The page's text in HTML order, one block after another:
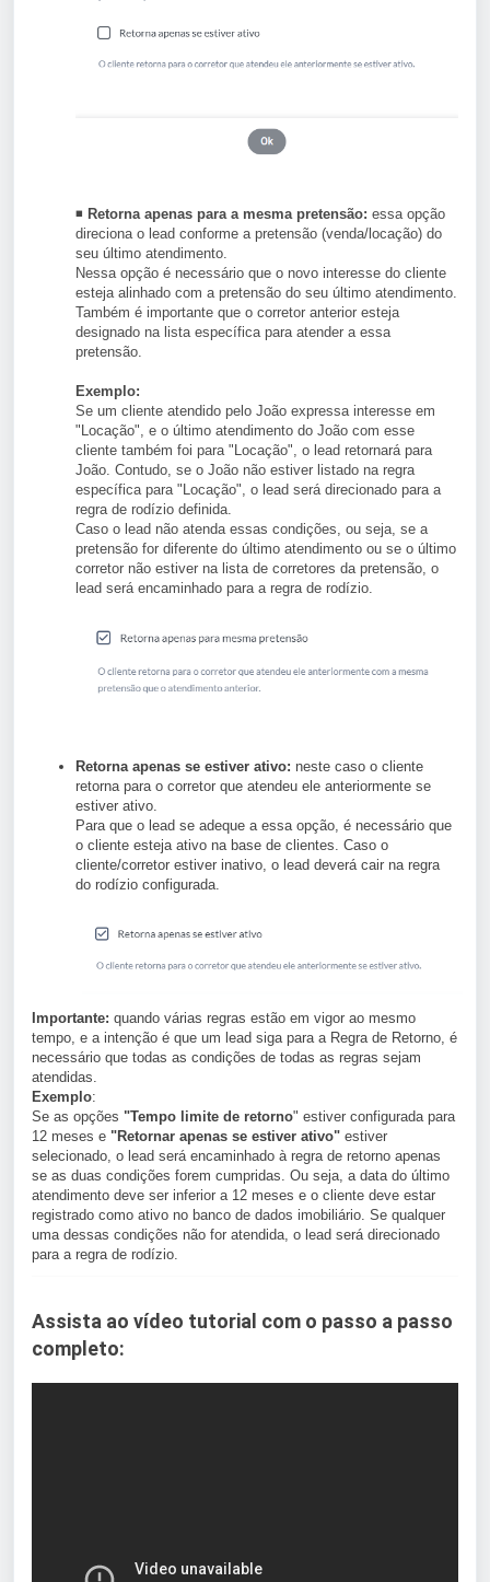
◾ Retorna apenas para a mesma pretensão: essa opção
direciona o lead conforme a pretensão (venda/locação) do
seu último atendimento.
Nessa opção é necessário que o novo interesse do cliente
esteja alinhado com a pretensão do seu último atendimento.
Também é importante que o corretor anterior esteja
designado na lista específica para atender a essa
pretensão.
Exemplo:
Se um cliente atendido pelo João expressa interesse em
"Locação", e o último atendimento do João com esse
cliente também foi para "Locação", o lead retornará para
João. Contudo, se o João não estiver listado na regra
específica para "Locação", o lead será direcionado para a
regra de rodízio definida.
Caso o lead não atenda essas condições, ou seja, se a
pretensão for diferente do último atendimento ou se o último
corretor não estiver na lista de corretores da pretensão, o
lead será encaminhado para a regra de rodízio.
Retorna apenas se estiver ativo: neste caso o cliente
retorna para o corretor que atendeu ele anteriormente se
estiver ativo.
Para que o lead se adeque a essa opção, é necessário que
o cliente esteja ativo na base de clientes. Caso o
cliente/corretor estiver inativo, o lead deverá cair na regra
do rodízio configurada.
Importante: quando várias regras estão em vigor ao mesmo
tempo, e a intenção é que um lead siga para a Regra de Retorno, é
necessário que todas as condições de todas as regras sejam
atendidas.
Exemplo:
Se as opções "Tempo limite de retorno" estiver configurada para
12 meses e "Retornar apenas se estiver ativo" estiver
selecionado, o lead será encaminhado à regra de retorno apenas
se as duas condições forem cumpridas. Ou seja, a data do último
atendimento deve ser inferior a 12 meses e o cliente deve estar
registrado como ativo no banco de dados imobiliário. Se qualquer
uma dessas condições não for atendida, o lead será direcionado
para a regra de rodízio.
Assista ao vídeo tutorial com o passo a passo
completo: